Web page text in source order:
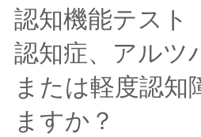
認知機能テスト
認知症、アルツ
または軽度認知
ますか？